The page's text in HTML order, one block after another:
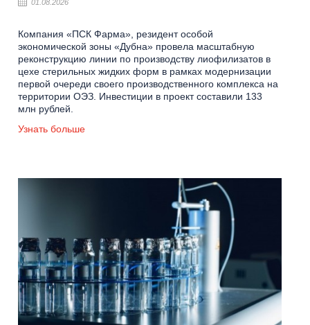
01.08.2026
Компания «ПСК Фарма», резидент особой
экономической зоны «Дубна» провела масштабную
реконструкцию линии по производству лиофилизатов в
цехе стерильных жидких форм в рамках модернизации
первой очереди своего производственного комплекса на
территории ОЭЗ. Инвестиции в проект составили 133
млн рублей.
Узнать больше